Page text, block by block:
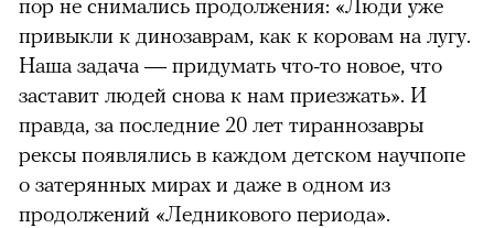
привыкли к динозаврам, как к коровам на лугу.
Наша задача — придумать что-то новое, что
заставит людей снова к нам приезжать». И
правда, за последние 20 лет тираннозавры
рексы появлялись в каждом детском научпопе
о затерянных мирах и даже в одном из
продолжений «Ледникового периода».